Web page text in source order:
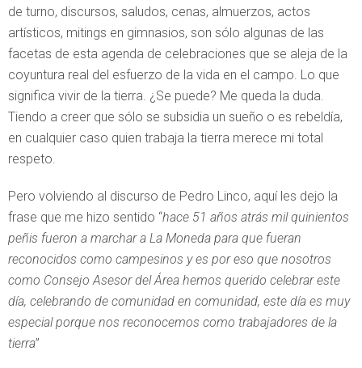
de turno, discursos, saludos, cenas, almuerzos, actos
artísticos, mitings en gimnasios, son sólo algunas de las
facetas de esta agenda de celebraciones que se aleja de la
coyuntura real del esfuerzo de la vida en el campo. Lo que
significa vivir de la tierra. ¿Se puede? Me queda la duda.
Tiendo a creer que sólo se subsidia un sueño o es rebeldía,
en cualquier caso quien trabaja la tierra merece mi total
respeto.
Pero volviendo al discurso de Pedro Linco, aquí les dejo la
frase que me hizo sentido “hace 51 años atrás mil quinientos
peñis fueron a marchar a La Moneda para que fueran
reconocidos como campesinos y es por eso que nosotros
como Consejo Asesor del Área hemos querido celebrar este
día, celebrando de comunidad en comunidad, este día es muy
especial porque nos reconocemos como trabajadores de la
tierra”